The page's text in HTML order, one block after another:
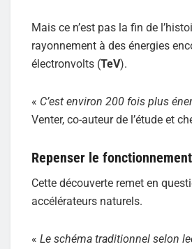
Mais ce n’est pas la fin de
rayonnement à des énergies
électronvolts (TeV).
« C’est environ 200 fois plus
Venter, co-auteur de l’étude et
Repenser le
Cette découverte remet en
accélérateurs naturels.
« Le schéma traditionnel selon